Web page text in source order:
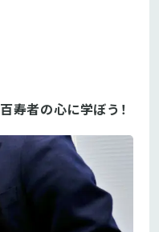
百寿者の心に学ぼう！